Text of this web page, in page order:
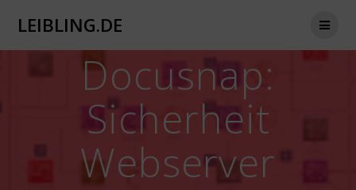
LEIBLING.DE
Docusnap:
Sicherheit
Webserver